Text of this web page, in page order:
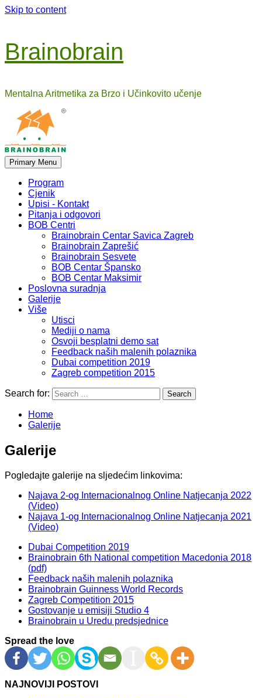
Skip to content
Brainobrain
Mentalna Aritmetika za Brzo i Učinkovito učenje
Primary Menu
Program
Cjenik
Upisi - Kontakt
Pitanja i odgovori
BOB Centri
Brainobrain Centar Savica Zagreb
Brainobrain Zaprešić
Brainobrain Sesvete
BOB Centar Špansko
BOB Centar Maksimir
Poslovna suradnja
Galerije
Više
Utisci
Mediji o nama
Osvoji besplatni demo sat
Feedback naših malenih polaznika
Dubai competition 2019
Zagreb competition 2015
Search for:
Home
Galerije
Galerije
Pogledajte galerije na sljedećim linkovima:
Najava 2-og Internacionalnog Online Natjecanja 2022
(Video)
Najava 1-og Internacionalnog Online Natjecanja 2021
(Video)
Dubai Competition 2019
Brainobrain 6th National competition Macedonia 2018
(pdf)
Feedback naših malenih polaznika
Brainobrain Guinness World Records
Zagreb Competition 2015
Gostovanje u emisiji Studio 4
Brainobrain u Uredu predsjednice
Spread the love
NAJNOVIJI POSTOVI